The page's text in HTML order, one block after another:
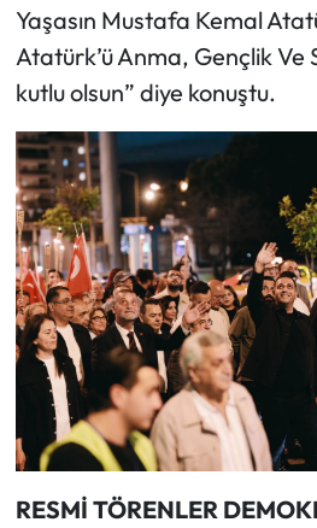
Yaşasın Mustafa Kemal
Atatürk’ü Anma, Gençlik Ve
kutlu olsun” diye konuştu.
RESMİ TÖRENLER